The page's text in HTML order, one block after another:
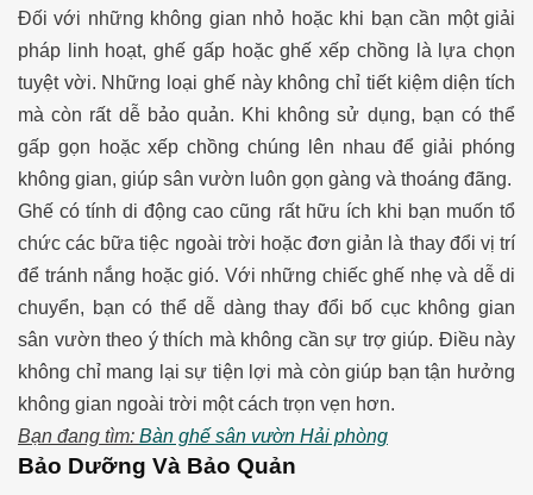
Đối với những không gian nhỏ hoặc khi bạn cần một giải
pháp linh hoạt, ghế gấp hoặc ghế xếp chồng là lựa chọn
tuyệt vời. Những loại ghế này không chỉ tiết kiệm diện tích
mà còn rất dễ bảo quản. Khi không sử dụng, bạn có thể
gấp gọn hoặc xếp chồng chúng lên nhau để giải phóng
không gian, giúp sân vườn luôn gọn gàng và thoáng đãng.
Ghế có tính di động cao cũng rất hữu ích khi bạn muốn tổ
chức các bữa tiệc ngoài trời hoặc đơn giản là thay đổi vị trí
để tránh nắng hoặc gió. Với những chiếc ghế nhẹ và dễ di
chuyển, bạn có thể dễ dàng thay đổi bố cục không gian
sân vườn theo ý thích mà không cần sự trợ giúp. Điều này
không chỉ mang lại sự tiện lợi mà còn giúp bạn tận hưởng
không gian ngoài trời một cách trọn vẹn hơn.
Bạn đang tìm: Bàn ghế sân vườn Hải phòng
Bảo Dưỡng Và Bảo Quản